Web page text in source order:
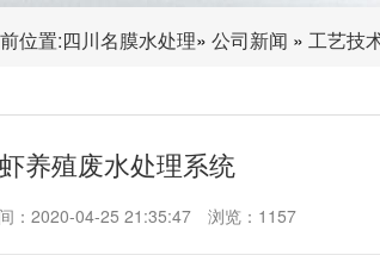
位置:四川名膜水处理» 公司新闻 » 工艺技
养殖废水处理系统
：2020-04-25 21:35:47 浏览：1157